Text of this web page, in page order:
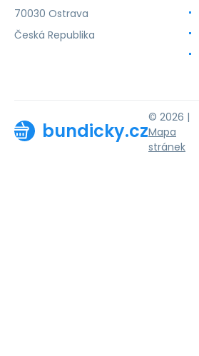
70030 Ostrava
Česká Republika
bundicky.cz
© 2026 |
Mapa
stránek